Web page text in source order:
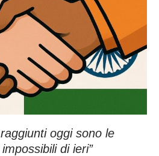
oggi sono le
di ieri”